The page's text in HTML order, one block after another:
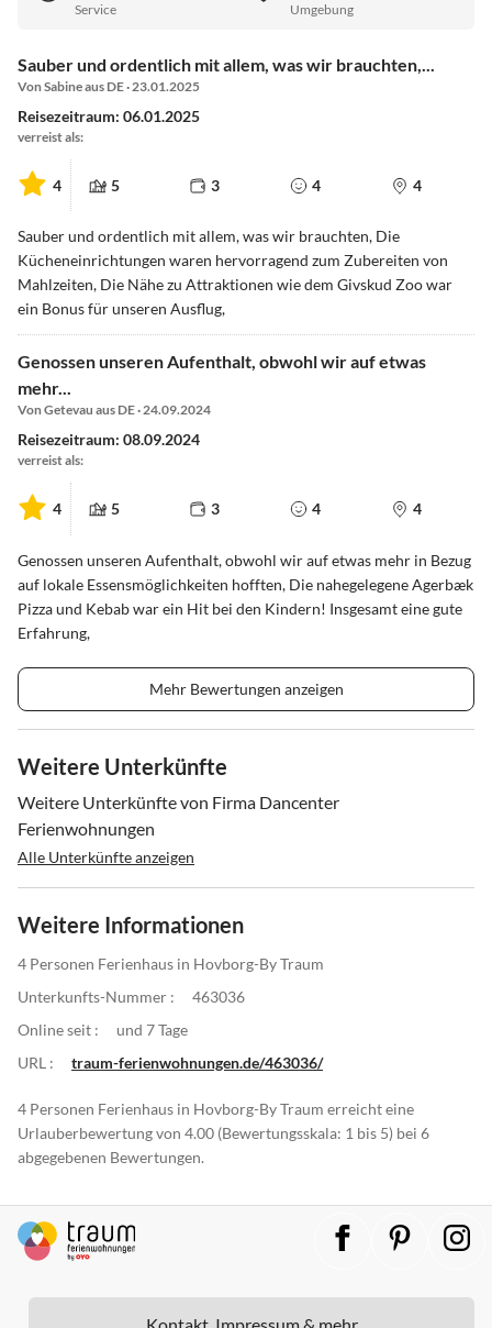
Service Umgebung
Sauber und ordentlich mit allem, was wir brauchten,...
Von Sabine aus DE · 23.01.2025
Reisezeitraum: 06.01.2025
verreist als:
4 5 3 4 4
Sauber und ordentlich mit allem, was wir brauchten, Die
Kücheneinrichtungen waren hervorragend zum Zubereiten von
Mahlzeiten, Die Nähe zu Attraktionen wie dem Givskud Zoo war
ein Bonus für unseren Ausflug,
Genossen unseren Aufenthalt, obwohl wir auf etwas
mehr...
Von Getevau aus DE · 24.09.2024
Reisezeitraum: 08.09.2024
verreist als:
4 5 3 4 4
Genossen unseren Aufenthalt, obwohl wir auf etwas mehr in Bezug
auf lokale Essensmöglichkeiten hofften, Die nahegelegene Agerbæk
Pizza und Kebab war ein Hit bei den Kindern! Insgesamt eine gute
Erfahrung,
Mehr Bewertungen anzeigen
Weitere Unterkünfte
Weitere Unterkünfte von Firma Dancenter
Ferienwohnungen
Alle Unterkünfte anzeigen
Weitere Informationen
4 Personen Ferienhaus in Hovborg-By Traum
Unterkunfts-Nummer :
463036
Online seit :
und 7 Tage
URL :
traum-ferienwohnungen.de/463036/
4 Personen Ferienhaus in Hovborg-By Traum erreicht eine
Urlauberbewertung von 4.00 (Bewertungsskala: 1 bis 5) bei 6
abgegebenen Bewertungen.